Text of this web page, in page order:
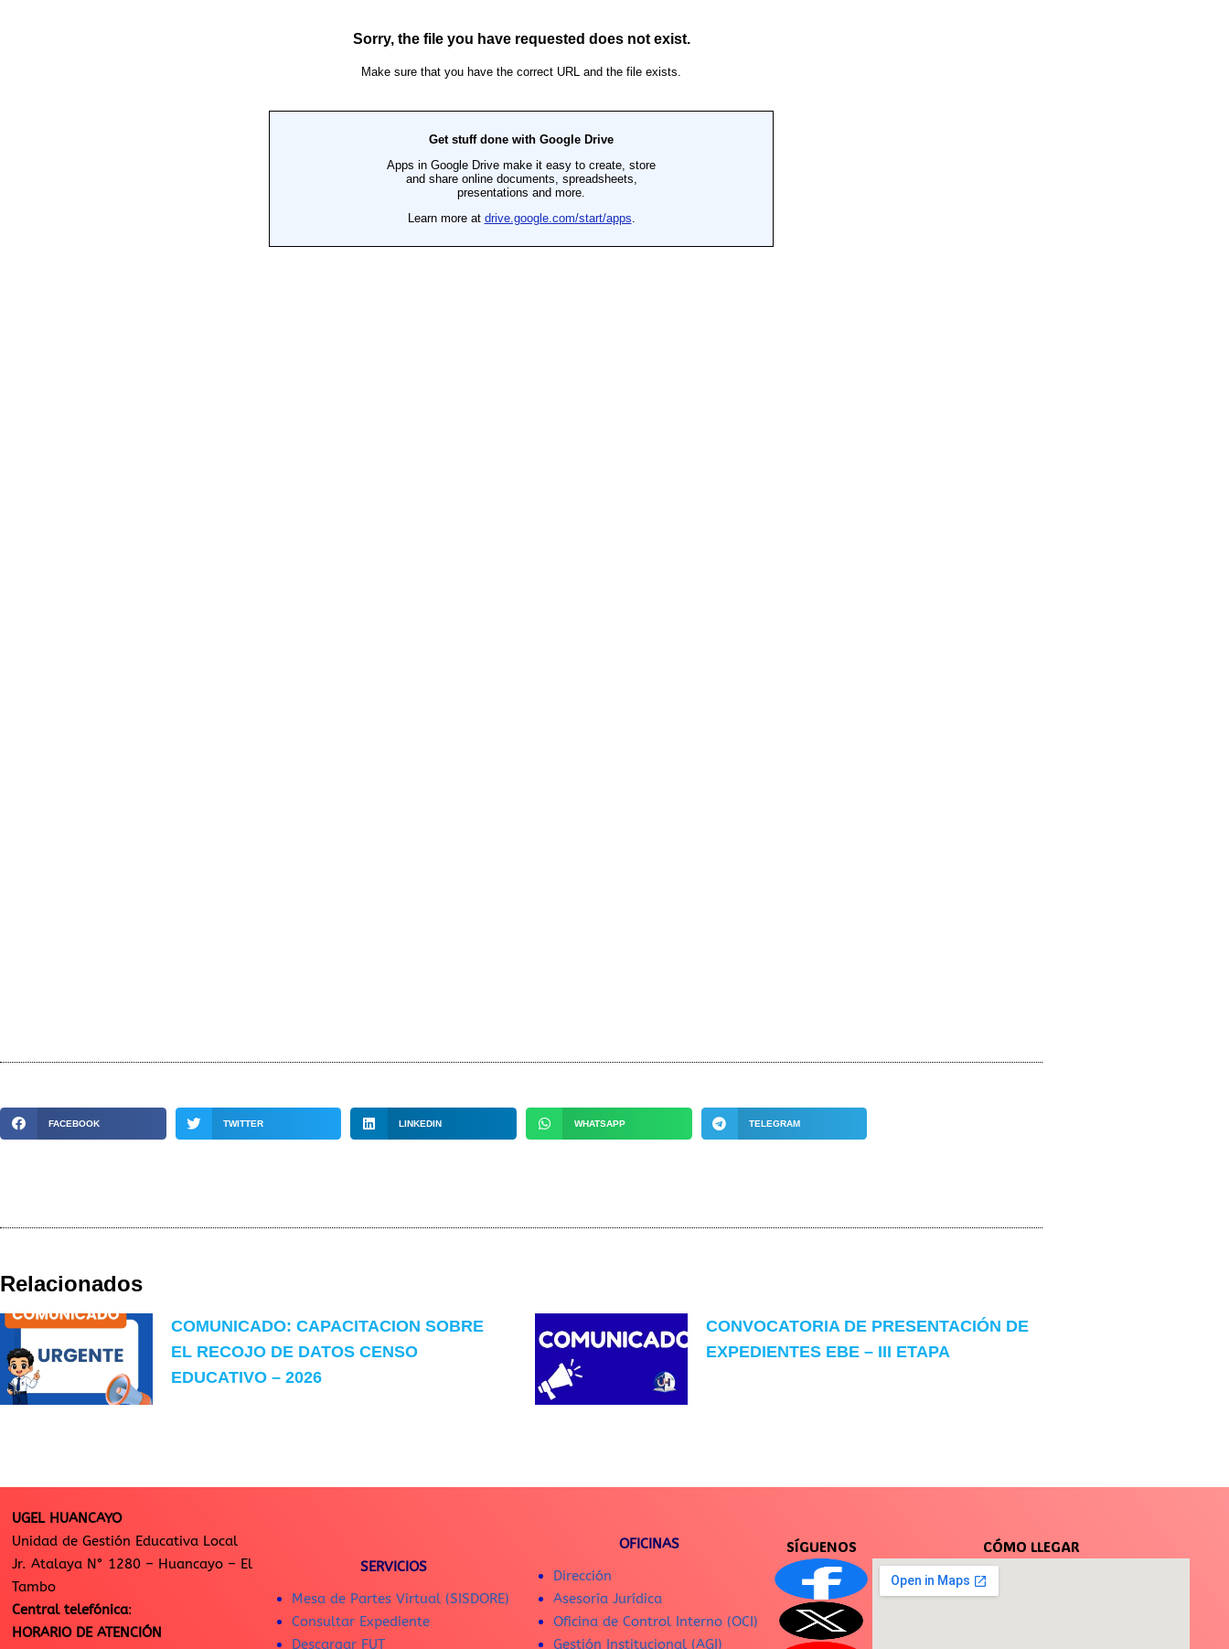
FACEBOOK TWITTER LINKEDIN WHATSAPP TELEGRAM
Relacionados
COMUNICADO: CAPACITACION SOBRE
EL RECOJO DE DATOS CENSO
EDUCATIVO – 2026
CONVOCATORIA DE PRESENTACIÓN DE
EXPEDIENTES EBE – III ETAPA
UGEL HUANCAYO
Unidad de Gestión Educativa Local
Jr. Atalaya N° 1280 – Huancayo – El
Tambo
Central telefónica:
HORARIO DE ATENCIÓN
SERVICIOS
Mesa de Partes Virtual (SISDORE)
Consultar Expediente
Descargar FUT
OFICINAS
Dirección
Asesoría Jurídica
Oficina de Control Interno (OCI)
Gestión Institucional (AGI)
SÍGUENOS CÓMO LLEGAR